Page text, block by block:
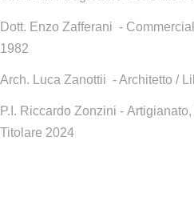
Dott. Enzo Zafferani -
1982
Arch. Luca Zanottii - Architetto /
P.I. Riccardo Zonzini -
Titolare 2024